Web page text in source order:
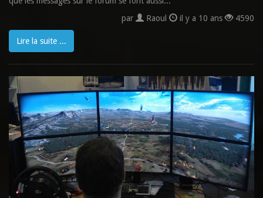
par
Raoul il y a 10 ans 4590
Lire la suite ...